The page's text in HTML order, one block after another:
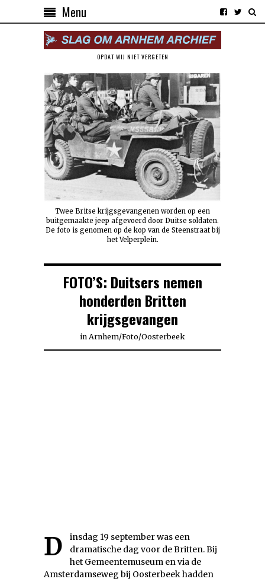
Menu
OPDAT WIJ NIET VERGETEN
Twee Britse krijgsgevangenen worden op een
buitgemaakte jeep afgevoerd door Duitse soldaten.
De foto is genomen op de kop van de Steenstraat bij
het Velperplein.
FOTO’S: Duitsers nemen
honderden Britten
krijgsgevangen
in Arnhem/Foto/Oosterbeek
Dinsdag 19 september was een
dramatische dag voor de Britten. Bij
het Gemeentemuseum en via de
Amsterdamseweg bij Oosterbeek hadden